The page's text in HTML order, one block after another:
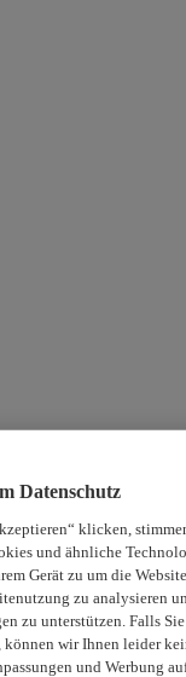
Datenschutz
klicken,
und ähnliche
Gerät zu um die
zu analysieren
zu unterstützen. Falls
können wir Ihnen leider
und Werbung